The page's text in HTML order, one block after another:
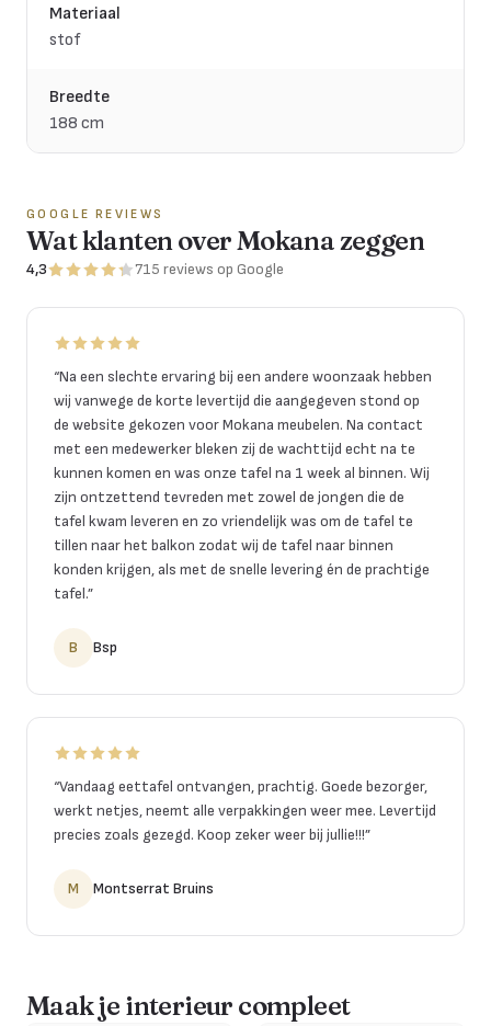
Materiaal
stof
Breedte
188 cm
GOOGLE REVIEWS
Wat klanten over Mokana zeggen
4,3 715 reviews op Google
“Na een slechte ervaring bij een andere woonzaak hebben
wij vanwege de korte levertijd die aangegeven stond op
de website gekozen voor Mokana meubelen. Na contact
met een medewerker bleken zij de wachttijd echt na te
kunnen komen en was onze tafel na 1 week al binnen. Wij
zijn ontzettend tevreden met zowel de jongen die de
tafel kwam leveren en zo vriendelijk was om de tafel te
tillen naar het balkon zodat wij de tafel naar binnen
konden krijgen, als met de snelle levering én de prachtige
tafel.”
B Bsp
“Vandaag eettafel ontvangen, prachtig. Goede bezorger,
werkt netjes, neemt alle verpakkingen weer mee. Levertijd
precies zoals gezegd. Koop zeker weer bij jullie!!!”
M Montserrat Bruins
Maak je interieur compleet